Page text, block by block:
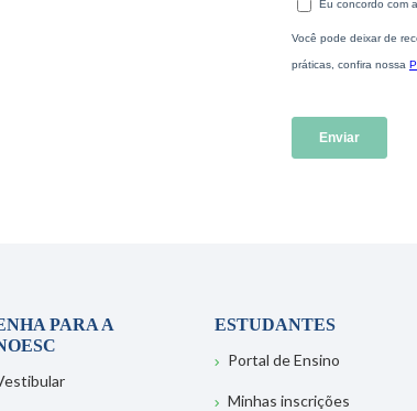
PARA A
ESTUDANTES
Portal de Ensino
Minhas inscrições